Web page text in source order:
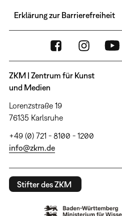
Erklärung zur Barrierefreiheit
ZKM | Zentrum für Kunst
und Medien
Lorenzstraße 19
76135 Karlsruhe
+49 (0) 721 - 8100 - 1200
info@zkm.de
Stifter des ZKM